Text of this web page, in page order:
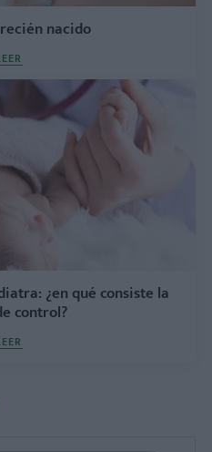
nacido
¿en qué consiste la
control?